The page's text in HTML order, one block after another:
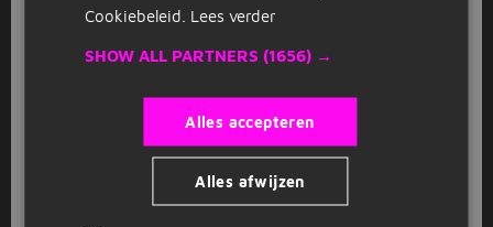
Voor veel van de vacatures in de houtbewerking is
heb jij dit certificaat in je broekzak? Dan heb je een
op welke vacature in de houtbewerking je gaat
solliciteren? Doe dit dan vandaag nog via Jobbird.
Solliciteren eenvoudig via Jobbird
Cookiebeleid. Lees verder
SHOW ALL PARTNERS (1656) →
Alles accepteren
Alles afwijzen